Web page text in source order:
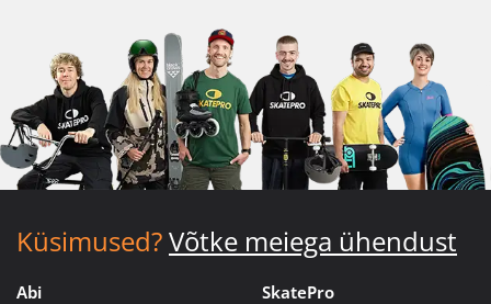
Küsimused?Võtke meiega ühendust
Abi SkatePro